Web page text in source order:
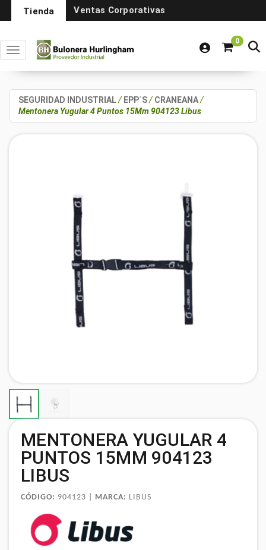
Tienda Ventas Corporativas
0
Toggle navigation
SEGURIDAD INDUSTRIAL/ EPP´S/ CRANEANA/
Mentonera Yugular 4 Puntos 15Mm 904123 Libus
MENTONERA YUGULAR 4
PUNTOS 15MM 904123
LIBUS
CÓDIGO: 904123 | MARCA: LIBUS